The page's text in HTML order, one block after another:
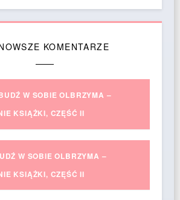
KOMENTARZE
W SOBIE OLBRZYMA –
KSIĄŻKI, CZĘŚĆ II
W SOBIE OLBRZYMA –
KSIĄŻKI, CZĘŚĆ II